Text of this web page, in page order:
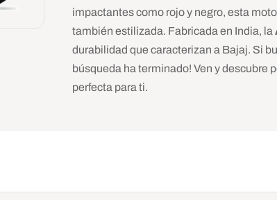
impactantes como rojo y negro, esta
también estilizada. Fabricada en India, la
durabilidad que caracterizan a Bajaj. Si
búsqueda ha terminado! Ven y descubre
perfecta para ti.